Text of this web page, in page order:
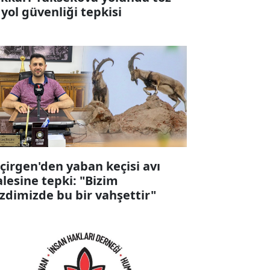
güvenliği tepkisi
yaban keçisi avı
tepki: "Bizim
bu bir vahşettir"